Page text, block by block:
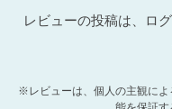
レビューの投稿は、ロ
※レビューは、個人の主観によ